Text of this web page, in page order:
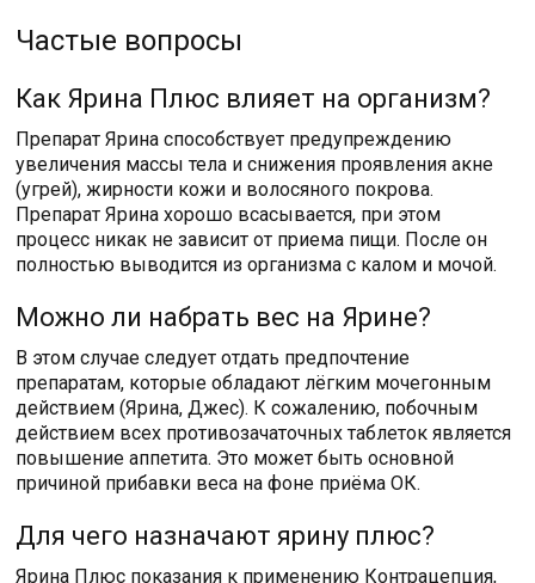
Частые вопросы
Как Ярина Плюс влияет на организм?
Препарат Ярина способствует предупреждению
увеличения массы тела и снижения проявления акне
(угрей), жирности кожи и волосяного покрова.
Препарат Ярина хорошо всасывается, при этом
процесс никак не зависит от приема пищи. После он
полностью выводится из организма с калом и мочой.
Можно ли набрать вес на Ярине?
В этом случае следует отдать предпочтение
препаратам, которые обладают лёгким мочегонным
действием (Ярина, Джес). К сожалению, побочным
действием всех противозачаточных таблеток является
повышение аппетита. Это может быть основной
причиной прибавки веса на фоне приёма ОК.
Для чего назначают ярину плюс?
Ярина Плюс показания к применению Контрацепция,